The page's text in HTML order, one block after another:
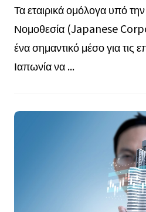
Τα εταιρικά ομόλογα υπό
Νομοθεσία (Japanese
ένα σημαντικό μέσο για τις
Ιαπωνία να ...